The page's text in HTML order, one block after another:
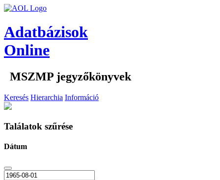
Adatbázisok
Online
MSZMP jegyzőkönyvek
Keresés Hierarchia Információ
Találatok szűrése
Dátum